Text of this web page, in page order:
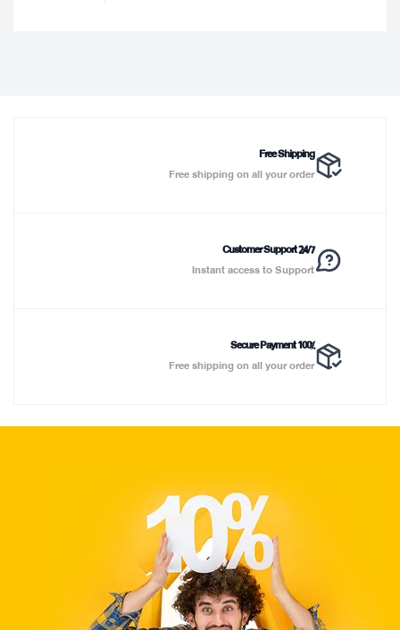
Free Shipping
Free shipping on all your order
Customer Support 24/7
Instant access to Support
100% Secure Payment
Free shipping on all your order